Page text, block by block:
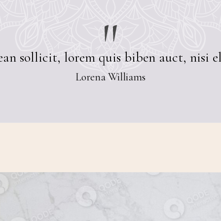
sollicit, lorem quis biben auct, nisi
Lorena Williams